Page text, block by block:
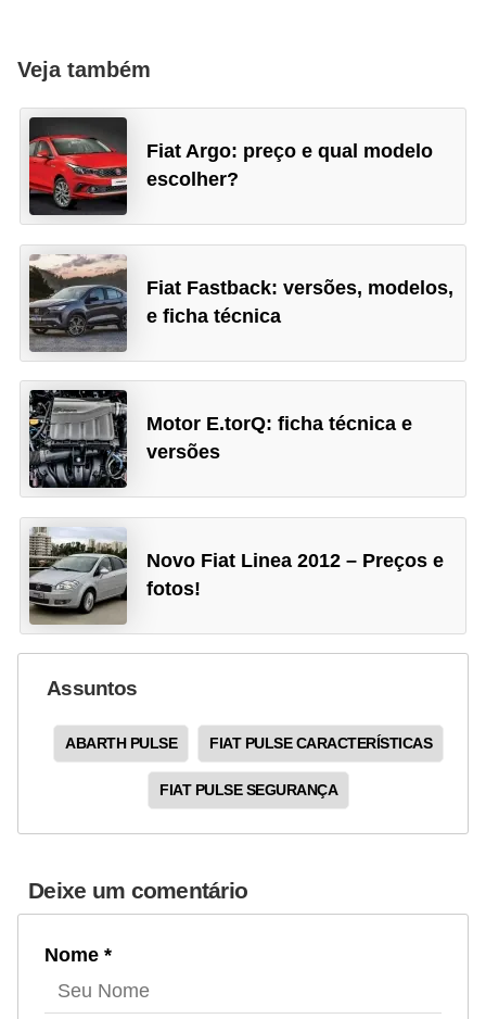
Veja também
Fiat Argo: preço e qual modelo
escolher?
Fiat Fastback: versões, modelos,
e ficha técnica
Motor E.torQ: ficha técnica e
versões
Novo Fiat Linea 2012 – Preços e
fotos!
Assuntos
ABARTH PULSE FIAT PULSE CARACTERÍSTICAS
FIAT PULSE SEGURANÇA
Deixe um comentário
Nome *